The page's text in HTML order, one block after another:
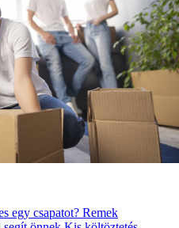
egy csapatot? Remek